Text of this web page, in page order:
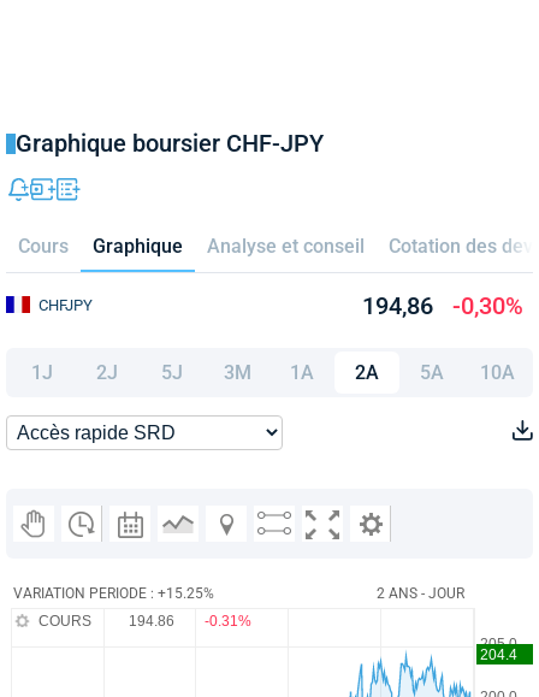
Graphique boursier CHF-JPY
Cours Graphique Analyse et conseil Cotation des
CHFJPY 194,86 -0,30%
1J 2J 5J 3M 1A 2A 5A 10A
VARIATION PERIODE : +15.25% 2 ANS - JOUR
COURS 194.86 -0.31%